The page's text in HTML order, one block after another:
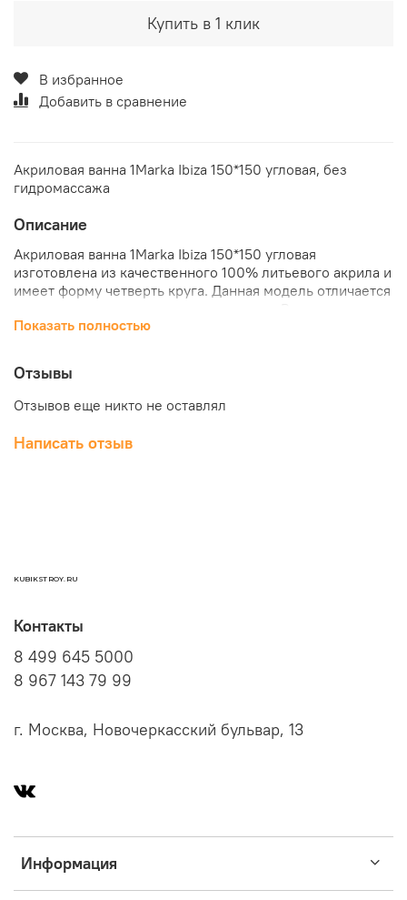
Купить в 1 клик
В избранное
Добавить в сравнение
Акриловая ванна 1Marka Ibiza 150*150 угловая, без
гидромассажа
Описание
Акриловая ванна 1Marka Ibiza 150*150 угловая
изготовлена из качественного 100% литьевого акрила и
имеет форму четверть круга. Данная модель отличается
сделать ванную комнату просторнее, то это именно тот
этой идеи. Так же ванна имеет съемную фронтальную
панель и гидромассажные форсунки. Приобрести ванну
1Marka Ibiza можно в нашем интернет-магазине
«КубикСтрой».
Показать полностью
Отзывы
Отзывов еще никто не оставлял
Написать отзыв
KUBIKSTROY.RU
Информация
Контакты
8 499 645 5000
8 967 143 79 99
г. Москва, Новочеркасский бульвар, 13